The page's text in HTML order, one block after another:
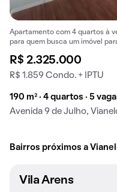
Apartamento com 4 quartos à
para quem busca um imóvel
R$ 2.325.000
R$ 1.859 Condo. + IPTU
190 m² · 4 quartos · 5
Avenida 9 de Julho,
Bairros próximos a
Vila Arens